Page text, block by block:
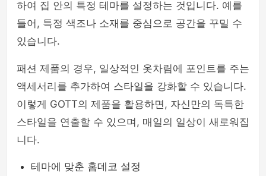
하여 집 안의 특정 테마를 설정하는 것입니다. 예를
들어, 특정 색조나 소재를 중심으로 공간을 꾸밀 수
있습니다.
패션 제품의 경우, 일상적인 옷차림에 포인트를 주는
액세서리를 추가하여 스타일을 강화할 수 있습니다.
이렇게 GOTT의 제품을 활용하면, 자신만의 독특한
스타일을 연출할 수 있으며, 매일의 일상이 새로워집
니다.
테마에 맞춘 홈데코 설정